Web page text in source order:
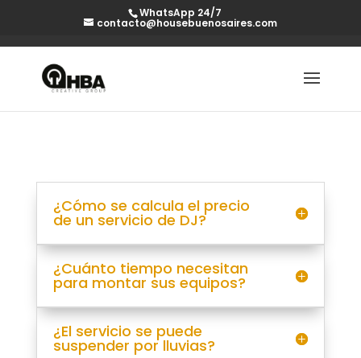
WhatsApp 24/7
contacto@housebuenosaires.com
¿Cómo se calcula el precio
de un servicio de DJ?
¿Cuánto tiempo necesitan
para montar sus equipos?
¿El servicio se puede
suspender por lluvias?